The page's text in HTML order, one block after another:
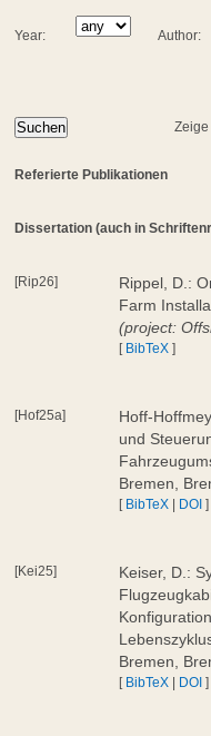
Year: Author:
Referierte Publikationen
Dissertation (auch in
[Rip26]
Rippel, D.:
Farm
(project:
[ BibTeX ]
[Hof25a]
Hoff-
und
Bremen,
[ BibTeX | DOI ]
[Kei25]
Keiser, D.:
Bremen,
[ BibTeX | DOI ]